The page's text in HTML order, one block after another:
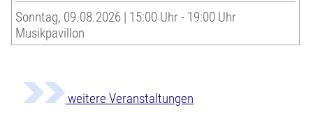
Sonntag, 09.08.2026 | 15:00 Uhr - 19:00 Uhr
Musikpavillon
weitere Veranstaltungen